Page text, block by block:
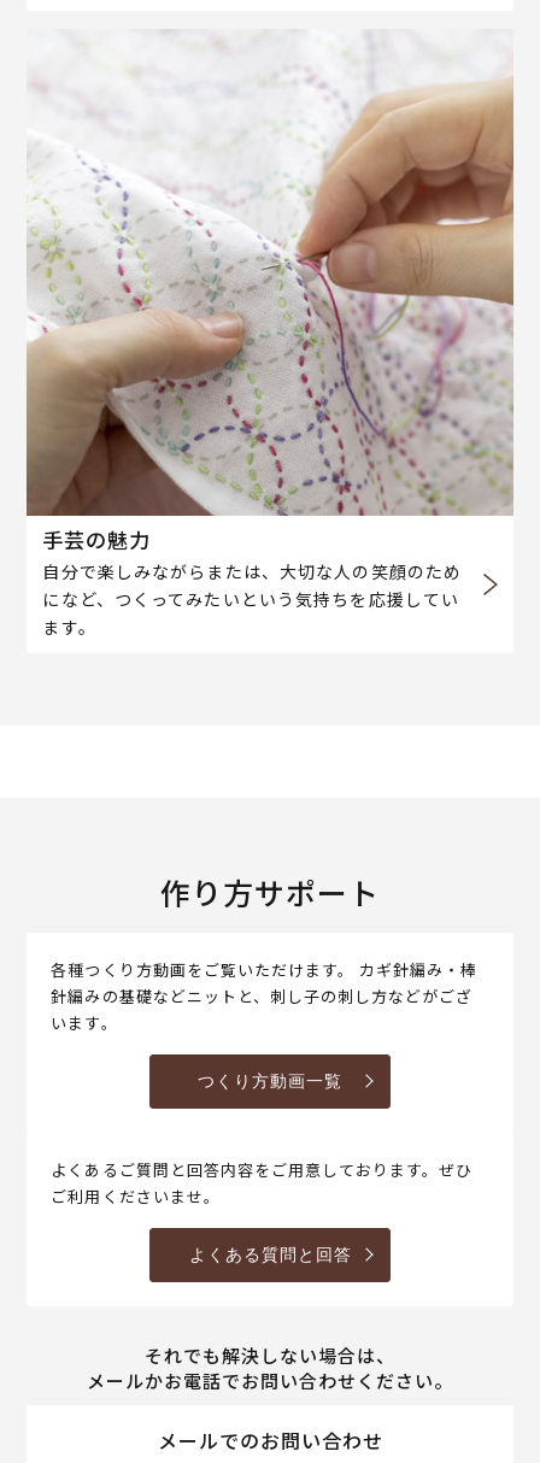
手芸の魅力
自分で楽しみながらまたは、大切な人の笑顔のため
になど、つくってみたいという気持ちを応援してい
ます。
作り方サポート
各種つくり方動画をご覧いただけます。 カギ針編み・棒
針編みの基礎などニットと、刺し子の刺し方などがござ
います。
つくり方動画一覧
よくあるご質問と回答内容をご用意しております。ぜひ
ご利用くださいませ。
よくある質問と回答
それでも解決しない場合は、
メールかお電話でお問い合わせください。
メールでのお問い合わせ